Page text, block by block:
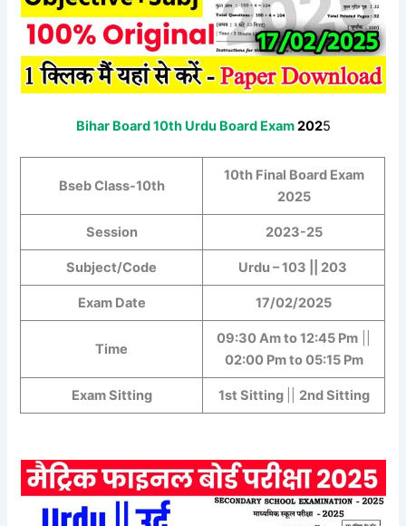
Bihar Board 10th Urdu Board Exam2025
Bseb Class-10th
10th Final Board Exam
2025
Session 2023-25
Subject/Code Urdu – 103 || 203
Exam Date 17/02/2025
Time
09:30 Am to 12:45 Pm
02:00 Pmto05:15 Pm
Exam Sitting 1st Sitting 2nd Sitting